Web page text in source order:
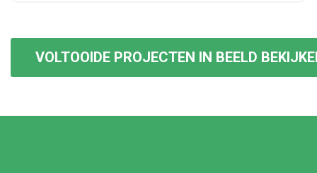
VOLTOOIDE PROJECTEN IN BEELD